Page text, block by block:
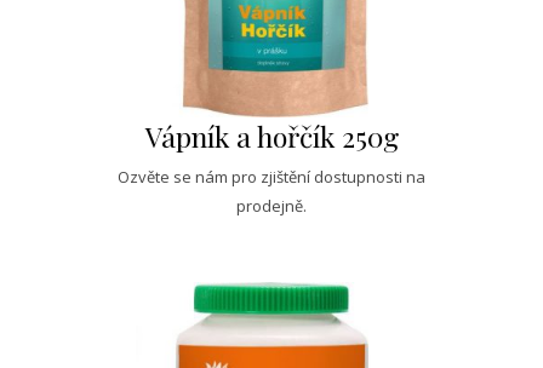
Vápník a hořčík 250g
Ozvěte se nám pro zjištění dostupnosti na
prodejně.